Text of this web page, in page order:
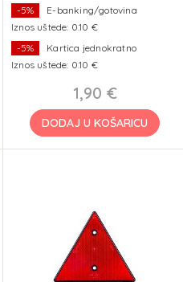
-5%
E-banking/gotovina
Iznos uštede: 0.10 €
-5%
Kartica jednokratno
Iznos uštede: 0.10 €
1,90 €
DODAJ U KOŠARICU